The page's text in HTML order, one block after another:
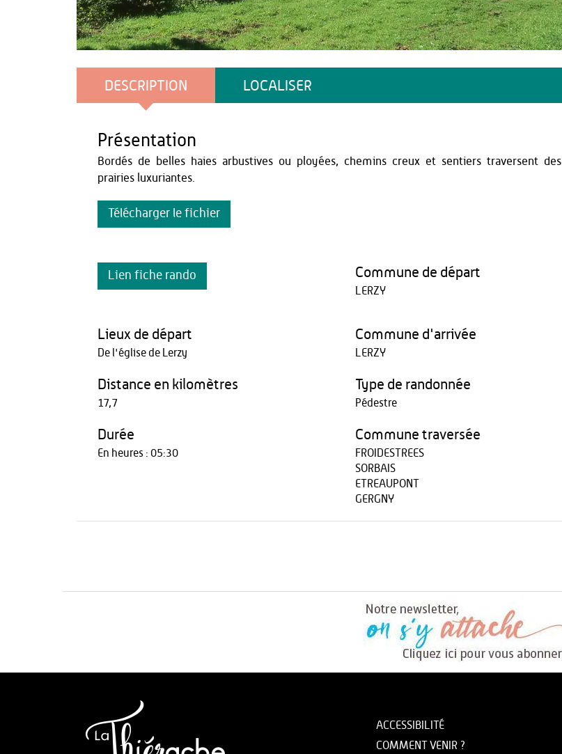
DESCRIPTION LOCALISER
Présentation
Bordés de belles haies arbustives ou ployées, chemins creux et sentiers traversent des
prairies luxuriantes.
Télécharger le fichier
Lien fiche rando Commune de départ
LERZY
Lieux de départ
De l'église de Lerzy
Commune d'arrivée
LERZY
Distance en kilomètres
17,7
Type de randonnée
Pédestre
Durée
En heures : 05:30
Commune traversée
FROIDESTREES
SORBAIS
ETREAUPONT
GERGNY
ACCESSIBILITÉ
COMMENT VENIR ?